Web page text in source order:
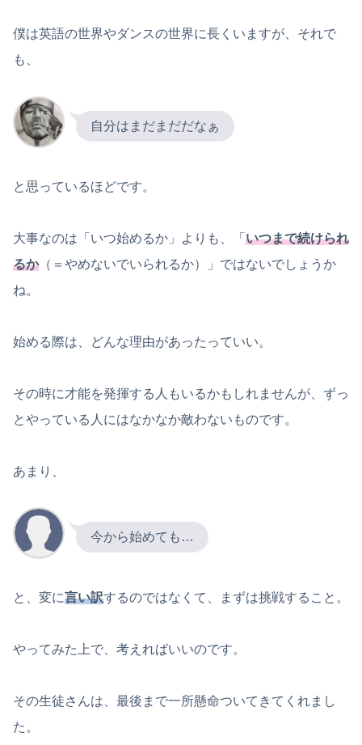
僕は英語の世界やダンスの世界に長くいますが、それで
も、
自分はまだまだだなぁ
と思っているほどです。
大事なのは「いつ始めるか」よりも、「 いつまで続けられ
るか（＝やめないでいられるか）」ではないでしょうか
ね。
始める際は、どんな理由があったっていい。
その時に才能を発揮する人もいるかもしれませんが、ずっ
とやっている人にはなかなか敵わないものです。
あまり、
今から始めても…
と、変に言い訳するのではなくて、まずは挑戦すること。
やってみた上で、考えればいいのです。
その生徒さんは、最後まで一所懸命ついてきてくれまし
た。